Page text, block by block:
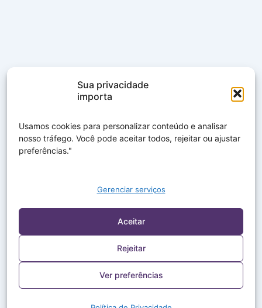
Sua privacidade
importa
Usamos cookies para personalizar conteúdo e analisar
nosso tráfego. Você pode aceitar todos, rejeitar ou ajustar
preferências."
Gerenciar serviços
Aceitar
Rejeitar
Ver preferências